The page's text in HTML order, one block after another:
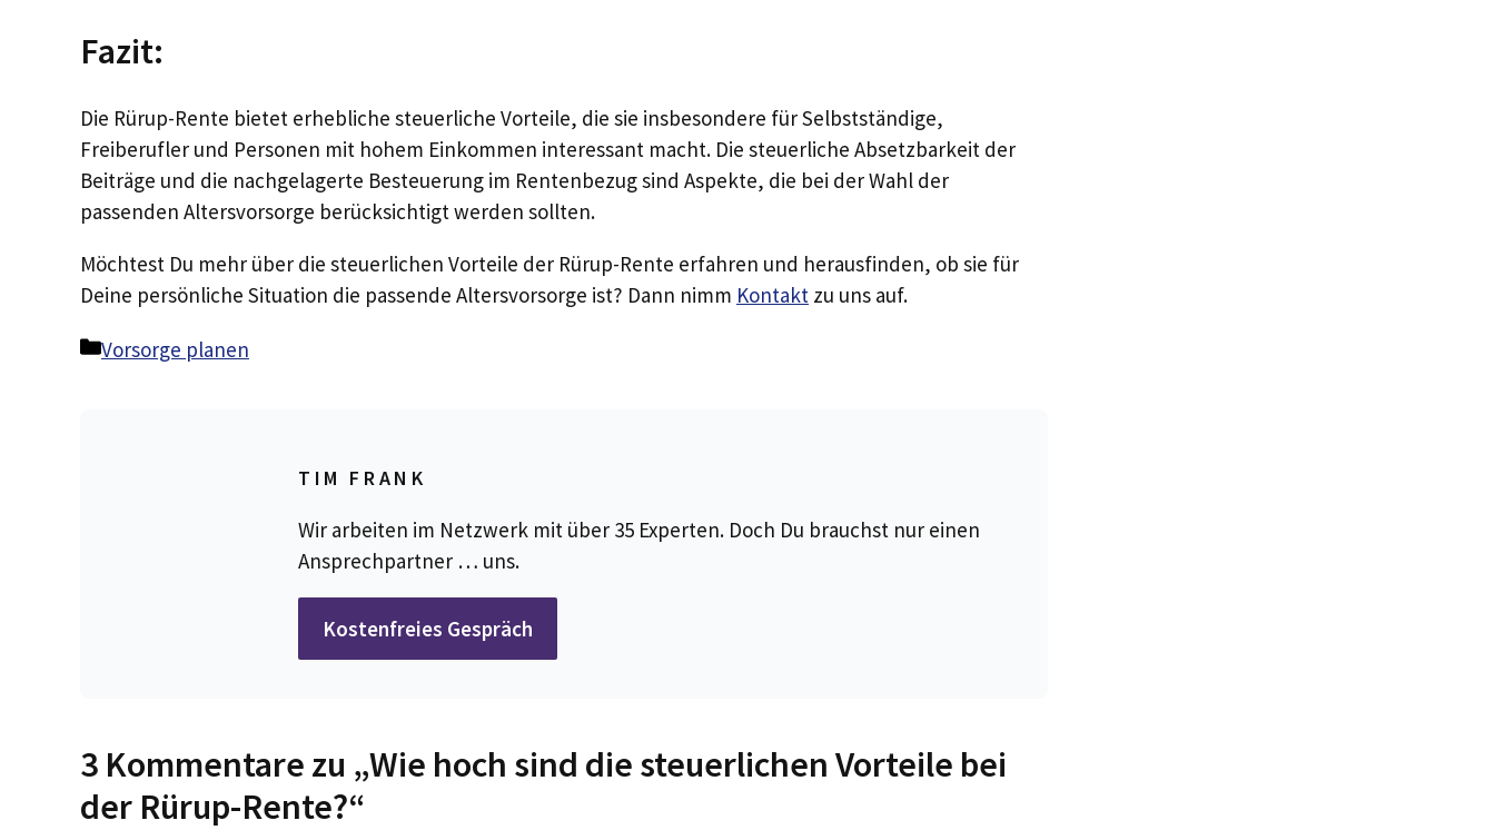
Fazit:
Die Rürup-Rente bietet erhebliche steuerliche Vorteile, die sie insbesondere für Selbstständige,
Freiberufler und Personen mit hohem Einkommen interessant macht. Die steuerliche Absetzbarkeit der
Beiträge und die nachgelagerte Besteuerung im Rentenbezug sind Aspekte, die bei der Wahl der
passenden Altersvorsorge berücksichtigt werden sollten.
Möchtest Du mehr über die steuerlichen Vorteile der Rürup-Rente erfahren und herausfinden, ob sie für
Deine persönliche Situation die passende Altersvorsorge ist? Dann nimm Kontakt zu uns auf.
Kategorien
Vorsorge planen
TIM FRANK
Wir arbeiten im Netzwerk mit über 35 Experten. Doch Du brauchst nur einen
Ansprechpartner … uns.
Kostenfreies Gespräch
3 Kommentare zu „Wie hoch sind die steuerlichen Vorteile bei
der Rürup-Rente?“